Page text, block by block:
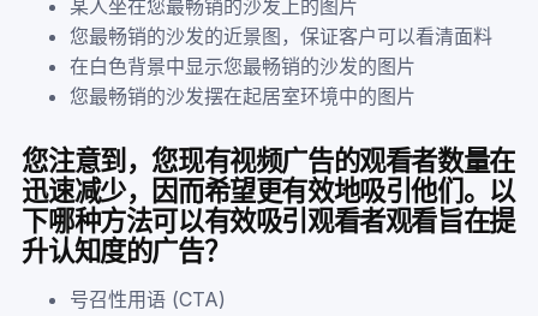
某人坐在您最畅销的沙发上的图片
您最畅销的沙发的近景图，保证客户可以看清面料
在白色背景中显示您最畅销的沙发的图片
您最畅销的沙发摆在起居室环境中的图片
您注意到，您现有视频广告的观看者数量在
迅速减少，因而希望更有效地吸引他们。以
下哪种方法可以有效吸引观看者观看旨在提
升认知度的广告？
号召性用语 (CTA)